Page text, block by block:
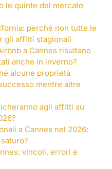
le quinte del mercato
perché non tutte le
gli affitti stagionali
a Cannes risultano
anche in inverno?
alcune proprietà
mentre altre
agli affitti su
a Cannes nel 2026:
vincoli, errori e